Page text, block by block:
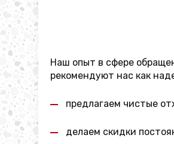
Наш опыт в сфере
рекомендуют нас как
предлагаем чистые
делаем скидки